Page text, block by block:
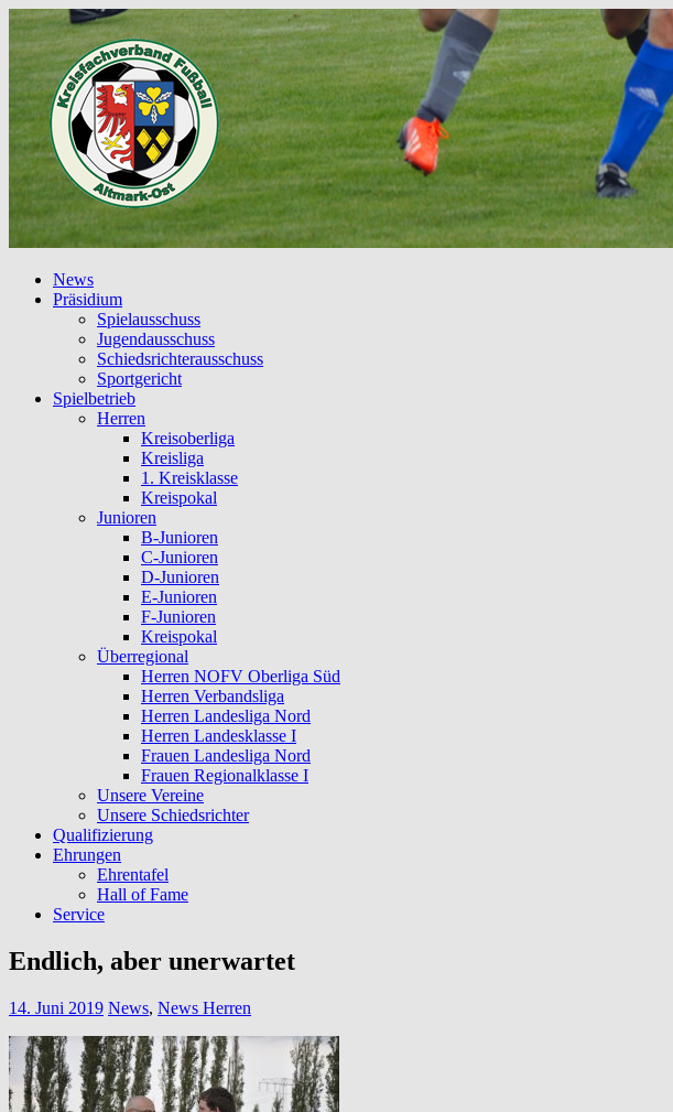
News
Präsidium
Spielausschuss
Jugendausschuss
Schiedsrichterausschuss
Sportgericht
Spielbetrieb
Herren
Kreisoberliga
Kreisliga
1. Kreisklasse
Kreispokal
Junioren
B-Junioren
C-Junioren
D-Junioren
E-Junioren
F-Junioren
Kreispokal
Überregional
Herren NOFV Oberliga Süd
Herren Verbandsliga
Herren Landesliga Nord
Herren Landesklasse I
Frauen Landesliga Nord
Frauen Regionalklasse I
Unsere Vereine
Unsere Schiedsrichter
Qualifizierung
Ehrungen
Ehrentafel
Hall of Fame
Service
Endlich, aber unerwartet
14. Juni 2019 News, News Herren